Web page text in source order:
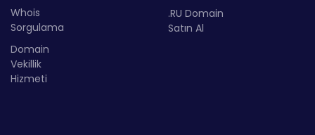
Whois
Sorgulama
Domain
Vekillik
Hizmeti
.RU Domain
Satın Al